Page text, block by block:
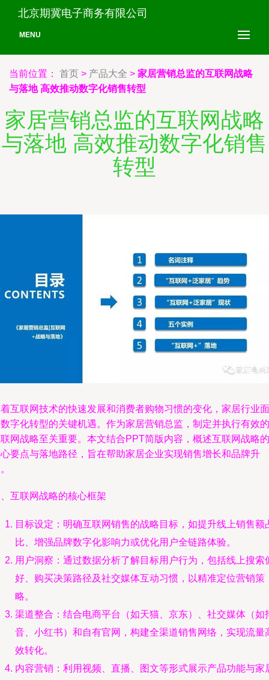
北京期冀电子商务有限公司
MENU
当前位置： 首页 > 产品大全 > 家居营销总监的互联网战略
与落地 高效推动数字化销售转型
家居营销总监的互联网战略
与落地 高效推动数字化销售
转型
互联网技术的快速发展和消费者购物习惯的变化，家居行业面
字化转型的关键机遇。作为家居营销总监，制定并执行有效的
网战略至关重要。本文结合PPT简版内容，概述互联网战略的
要点与落地路径，旨在帮助家居企业实现销售增长和品牌升
互联网战略的核心框架
目标设定：明确互联网销售的战略目标，如提升线上销售额
比、增强品牌数字化影响力或优化用户全链路体验。
用户洞察：通过数据分析了解目标用户行为，包括线上搜索
好、购买决策路径及社交媒体互动习惯，以精准定位营销策
略。
渠道整合：结合电商平台（如天猫、京东）、社交媒体（如
音、小红书）和自有官网，构建全渠道销售网络，实现流量
效转化。
内容营销：利用视频、直播、图文等形式展示产品功能与家